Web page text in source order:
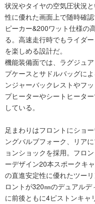
状況やタイヤの空気圧状況
性に優れた画面上で随時確
ピーカー&200ワット仕様の
る。高速走行時でもライダ
を楽しめる設計だ。
機能装備面では、ラグジュ
プケースとサドルバッグに
ンジャーバックレストやフ
プヒーターやシートヒータ
している。
足まわりはフロントにショ
ングバルブフォーク、リア
ョンショックを採用。フロ
ーデザイン20本スポークキ
の直進安定性に優れたツー
ロントが320㎜のデュアル
に前後ともに4ピストンキャ